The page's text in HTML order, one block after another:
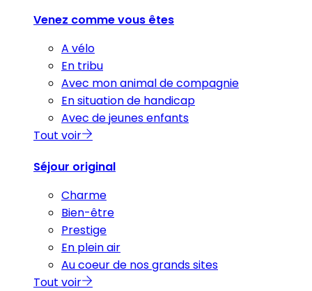
Venez comme vous êtes
A vélo
En tribu
Avec mon animal de compagnie
En situation de handicap
Avec de jeunes enfants
Tout voir
Séjour original
Charme
Bien-être
Prestige
En plein air
Au coeur de nos grands sites
Tout voir